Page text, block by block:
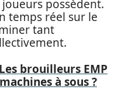
possèdent.
temps réel sur le
tant
Les brouilleurs EMP
à sous ?